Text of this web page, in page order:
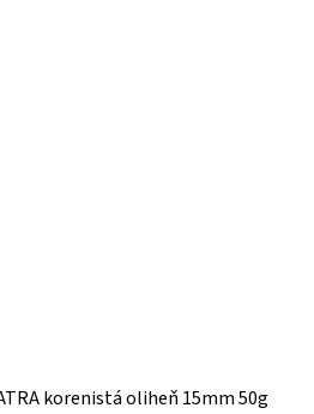
korenistá oliheň 15mm 50g